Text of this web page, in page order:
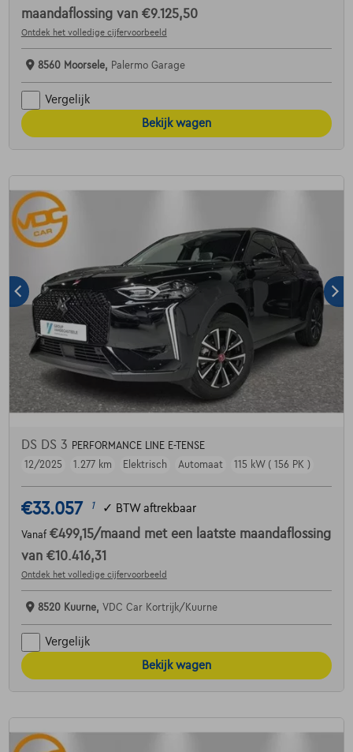
maandaflossing van €9.125,50
Ontdek het volledige cijfervoorbeeld
8560 Moorsele, Palermo Garage
Vergelijk
Bekijk wagen
DS DS 3 PERFORMANCE LINE E-TENSE
12/2025
1.277 km Elektrisch Automaat 115 kW ( 156 PK )
€33.057 1 ✓ BTW aftrekbaar
Vanaf €499,15/maand met een laatste maandaflossing
van €10.416,31
Ontdek het volledige cijfervoorbeeld
8520 Kuurne, VDC Car Kortrijk/Kuurne
Vergelijk
Bekijk wagen